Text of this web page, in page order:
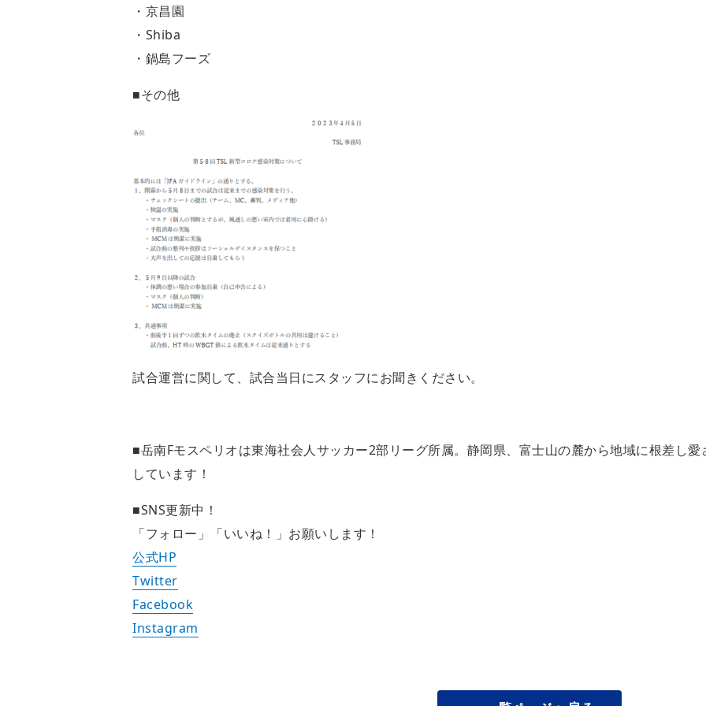
・京昌園
・Shiba
・鍋島フーズ
■その他
試合運営に関して、試合当日にスタッフにお聞きください。
■岳南Fモスペリオは東海社会人サッカー2部リーグ所属。静岡県、富士山の麓から地域に根差し
しています！
■SNS更新中！
「フォロー」「いいね！」お願いします！
公式HP
Twitter
Facebook
Instagram